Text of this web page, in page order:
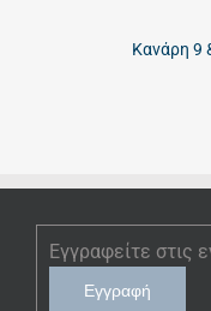
Κανάρη 9
Εγγραφείτε στις
Εγγραφή